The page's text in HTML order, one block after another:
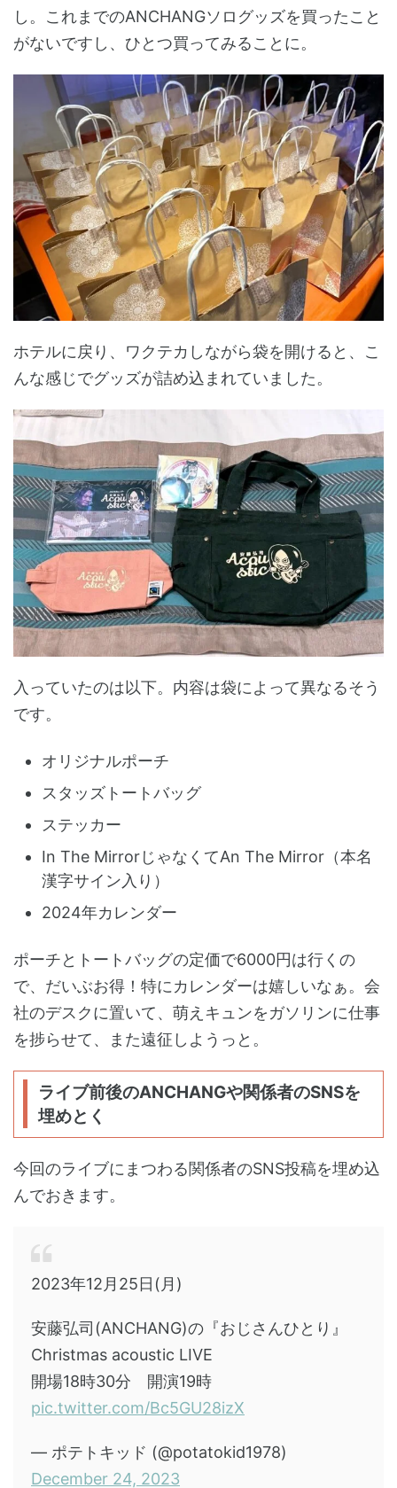
し。これまでのANCHANGソログッズを買ったこと
がないですし、ひとつ買ってみることに。
ホテルに戻り、ワクテカしながら袋を開けると、こ
んな感じでグッズが詰め込まれていました。
入っていたのは以下。内容は袋によって異なるそう
です。
オリジナルポーチ
スタッズトートバッグ
ステッカー
In The MirrorじゃなくてAn The Mirror（本名
漢字サイン入り）
2024年カレンダー
ポーチとトートバッグの定価で6000円は行くの
で、だいぶお得！特にカレンダーは嬉しいなぁ。会
社のデスクに置いて、萌えキュンをガソリンに仕事
を捗らせて、また遠征しようっと。
ライブ前後のANCHANGや関係者のSNSを
埋めとく
今回のライブにまつわる関係者のSNS投稿を埋め込
んでおきます。
2023年12月25日(月)
安藤弘司(ANCHANG)の『おじさんひとり』
Christmas acoustic LIVE
開場18時30分 開演19時
pic.twitter.com/Bc5GU28izX
— ポテトキッド (@potatokid1978)
December 24, 2023